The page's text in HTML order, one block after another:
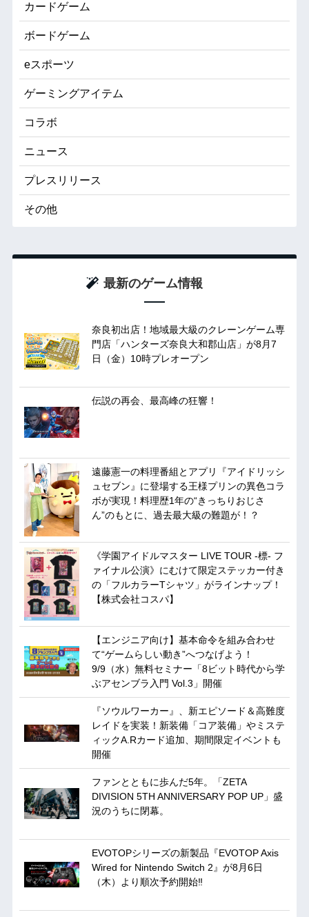
カードゲーム
ボードゲーム
eスポーツ
ゲーミングアイテム
コラボ
ニュース
プレスリリース
その他
最新のゲーム情報
奈良初出店！地域最大級のクレーンゲーム専
門店「ハンターズ奈良大和郡山店」が8月7
日（金）10時プレオープン
伝説の再会、最高峰の狂響！
遠藤憲一の料理番組とアプリ『アイドリッシ
ュセブン』に登場する王様プリンの異色コラ
ボが実現！料理歴1年の“きっちりおじさ
ん”のもとに、過去最大級の難題が！？
《学園アイドルマスター LIVE TOUR -標- フ
ァイナル公演》にむけて限定ステッカー付き
の「フルカラーTシャツ」がラインナップ！
【株式会社コスパ】
【エンジニア向け】基本命令を組み合わせ
て“ゲームらしい動き”へつなげよう！
9/9（水）無料セミナー「8ビット時代から学
ぶアセンブラ入門 Vol.3」開催
『ソウルワーカー』、新エピソード＆高難度
レイドを実装！新装備「コア装備」やミステ
ィックA.Rカード追加、期間限定イベントも
開催
ファンとともに歩んだ5年。「ZETA
DIVISION 5TH ANNIVERSARY POP UP」盛
況のうちに閉幕。
EVOTOPシリーズの新製品『EVOTOP Axis
Wired for Nintendo Switch 2』が8月6日
（木）より順次予約開始‼